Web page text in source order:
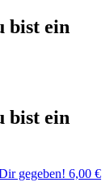
bist ein
bist ein
gegeben! 6,00 €